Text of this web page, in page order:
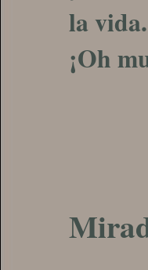
la
¡Oh